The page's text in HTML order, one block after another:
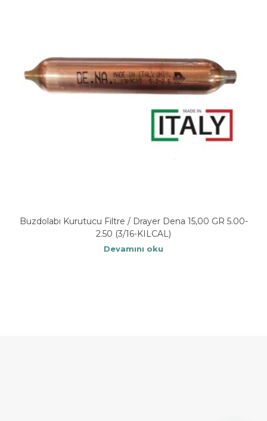
Buzdolabı Kurutucu Filtre / Drayer Dena 15,00 GR 5.00-
2.50 (3/16-KILCAL)
Devamını oku